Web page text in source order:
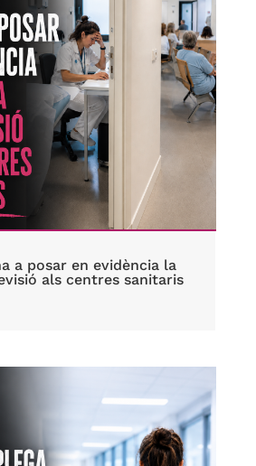
a posar en evidència la
als centres sanitaris